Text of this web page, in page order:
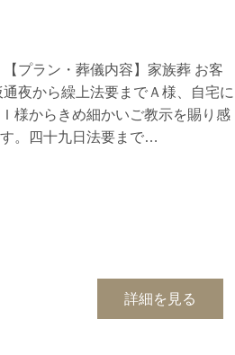
【プラン・葬儀内容】家族葬 お客
夜から繰上法要までＡ様、自宅に
様からきめ細かいご教示を賜り感
。四十九日法要まで…
詳細を見る